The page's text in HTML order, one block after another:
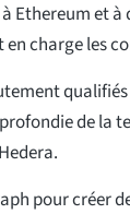
Ethereum et
charge les
de la
pour créer